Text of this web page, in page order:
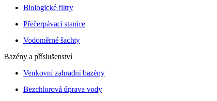
Biologické filtry
Přečerpávací stanice
Vodoměrné šachty
Bazény a příslušenství
Venkovní zahradní bazény
Bezchlorová úprava vody